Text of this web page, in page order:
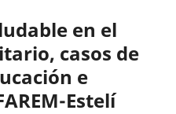
en el
casos de
e
Estelí